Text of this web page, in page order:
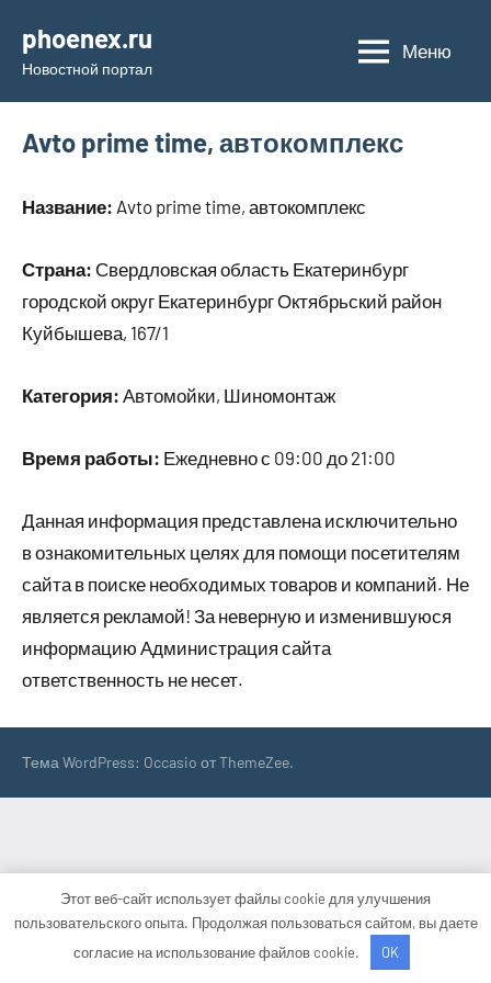
содержимому
phoenex.ru
Новостной портал
Меню
Avto prime time, автокомплекс
Название: Avto prime time, автокомплекс
Страна: Свердловская область Екатеринбург
городской округ Екатеринбург Октябрьский район
Куйбышева, 167/1
Категория: Автомойки, Шиномонтаж
Время работы: Ежедневно с 09:00 до 21:00
Данная информация представлена исключительно
в ознакомительных целях для помощи посетителям
сайта в поиске необходимых товаров и компаний. Не
является рекламой! За неверную и изменившуюся
информацию Администрация сайта
ответственность не несет.
Тема WordPress: Occasio от ThemeZee.
Этот веб-сайт использует файлы cookie для улучшения
пользовательского опыта. Продолжая пользоваться сайтом, вы даете
согласие на использование файлов cookie.
OK